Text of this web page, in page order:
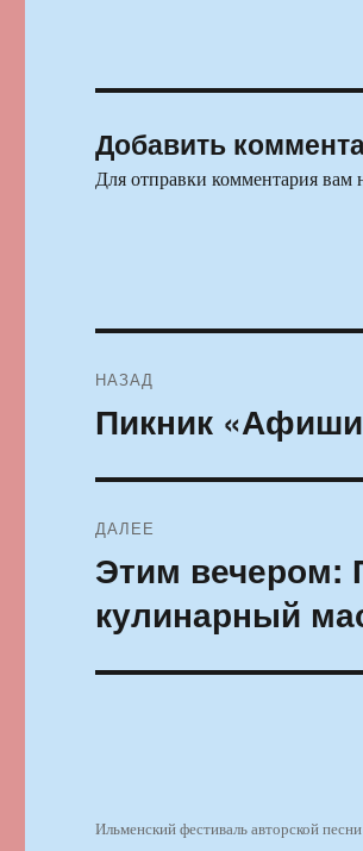
Добавить
Для отправки комментария вам
по
НАЗАД
Предыдущая
Пикник
ДАЛЕЕ
Следующая
Этим вечером:
кулинарный
Ильменский фестиваль авторской песни